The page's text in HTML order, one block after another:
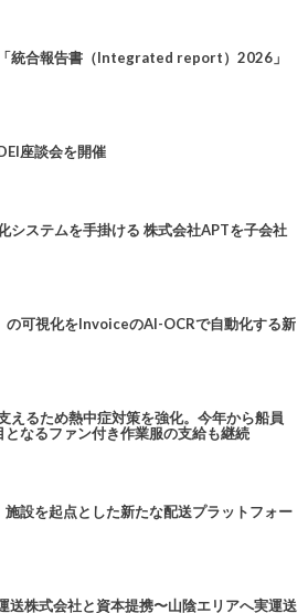
統合報告書（Integrated report）2026」
座談会を開催
システムを手掛ける 株式会社APTを子会社
可視化をInvoiceのAI-OCRで自動化する新
えるため熱中症対策を強化。今年から船員
なるファン付き作業服の支給も継続
設を起点とした新たな配送プラットフォー
株式会社と資本提携〜山陰エリアへ実運送